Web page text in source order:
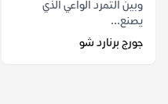
وبين التمرد الواعي الذي
يصنع...
جورج برنارد شو